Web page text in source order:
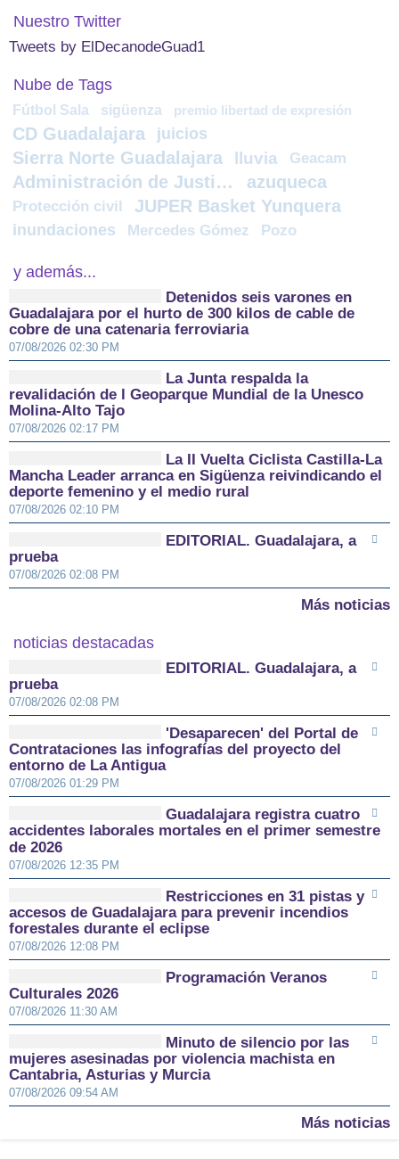
Nuestro Twitter
Tweets by ElDecanodeGuad1
Nube de Tags
Fútbol Sala sigüenza premio libertad de expresión
CD Guadalajara juicios
Sierra Norte Guadalajara lluvia Geacam
Administración de Justicia azuqueca
Protección civil JUPER Basket Yunquera
inundaciones Mercedes Gómez Pozo
y además...
Detenidos seis varones en
Guadalajara por el hurto de 300 kilos de cable de
cobre de una catenaria ferroviaria
07/08/2026 02:30 PM
La Junta respalda la
revalidación de l Geoparque Mundial de la Unesco
Molina-Alto Tajo
07/08/2026 02:17 PM
La II Vuelta Ciclista Castilla-La
Mancha Leader arranca en Sigüenza reivindicando el
deporte femenino y el medio rural
07/08/2026 02:10 PM
EDITORIAL. Guadalajara, a
prueba
07/08/2026 02:08 PM
Más noticias
noticias destacadas
EDITORIAL. Guadalajara, a
prueba
07/08/2026 02:08 PM
'Desaparecen' del Portal de
Contrataciones las infografías del proyecto del
entorno de La Antigua
07/08/2026 01:29 PM
Guadalajara registra cuatro
accidentes laborales mortales en el primer semestre
de 2026
07/08/2026 12:35 PM
Restricciones en 31 pistas y
accesos de Guadalajara para prevenir incendios
forestales durante el eclipse
07/08/2026 12:08 PM
Programación Veranos
Culturales 2026
07/08/2026 11:30 AM
Minuto de silencio por las
mujeres asesinadas por violencia machista en
Cantabria, Asturias y Murcia
07/08/2026 09:54 AM
Más noticias